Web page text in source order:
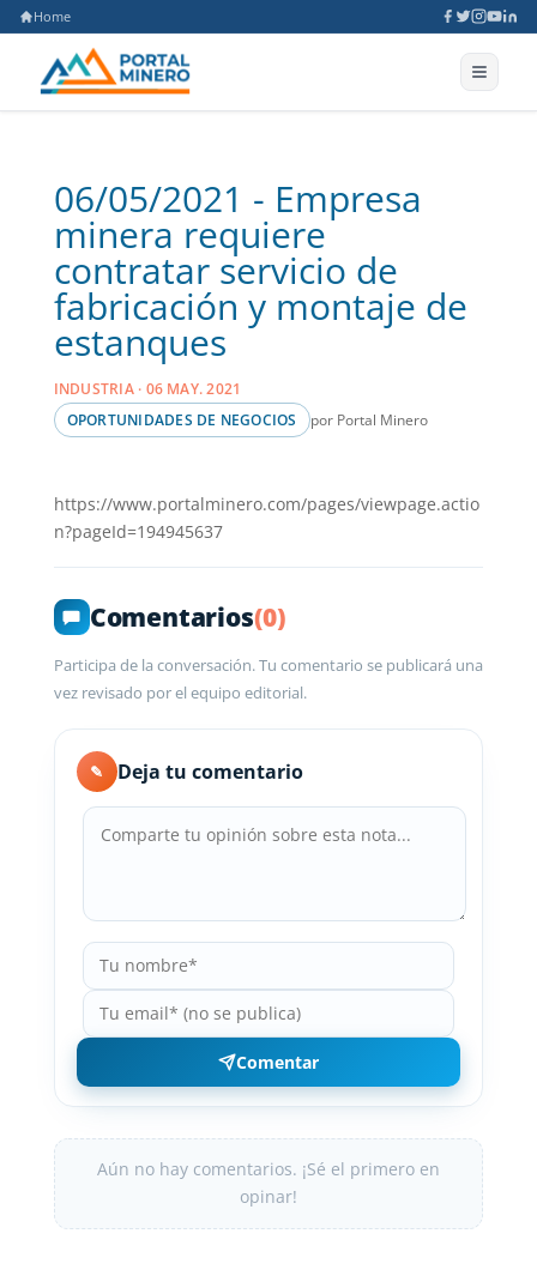
Home
06/05/2021 - Empresa
minera requiere
contratar servicio de
fabricación y montaje de
estanques
INDUSTRIA · 06 MAY. 2021
OPORTUNIDADES DE NEGOCIOS
por Portal Minero
https://www.portalminero.com/pages/viewpage.actio
n?pageId=194945637
Comentarios(0)
Participa de la conversación. Tu comentario se publicará una
vez revisado por el equipo editorial.
✎ Deja tu comentario
Comentar
Aún no hay comentarios. ¡Sé el primero en
opinar!